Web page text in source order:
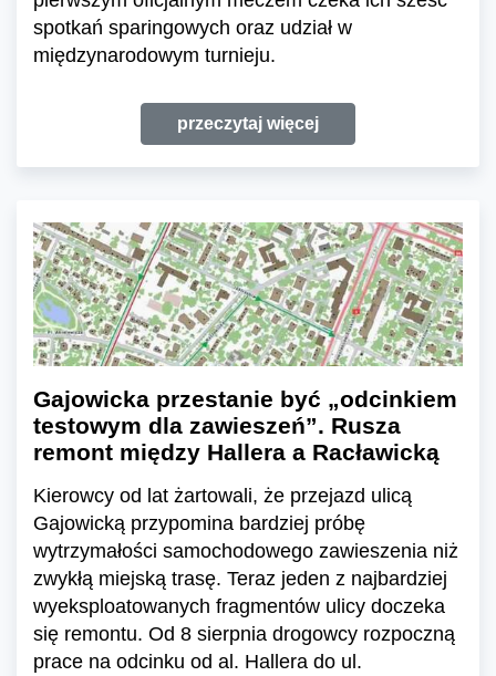
spotkań sparingowych oraz udział w
międzynarodowym turnieju.
przeczytaj więcej
Gajowicka przestanie być „odcinkiem
testowym dla zawieszeń”. Rusza
remont między Hallera a Racławicką
Kierowcy od lat żartowali, że przejazd ulicą
Gajowicką przypomina bardziej próbę
wytrzymałości samochodowego zawieszenia niż
zwykłą miejską trasę. Teraz jeden z najbardziej
wyeksploatowanych fragmentów ulicy doczeka
się remontu. Od 8 sierpnia drogowcy rozpoczną
prace na odcinku od al. Hallera do ul.